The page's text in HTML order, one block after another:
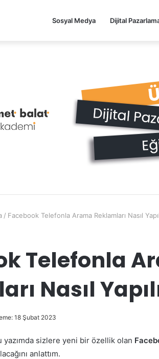
Sosyal Medya Dijital
/ Facebook Telefonla Arama Reklamları Nasıl
Telefonla
Nasıl
18 Şubat 2023
yazımda sizlere yeni bir özellik olan
anlattım.